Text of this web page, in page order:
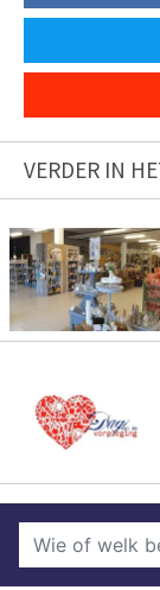
VERDER IN